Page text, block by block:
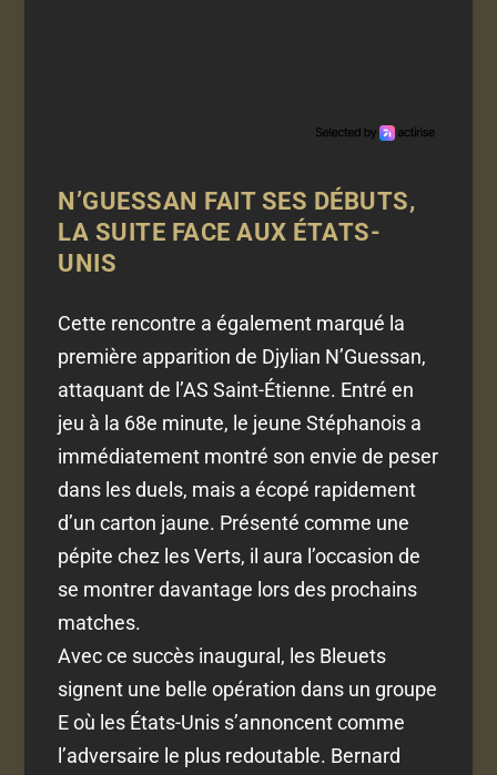
N’GUESSAN FAIT SES DÉBUTS,
LA SUITE FACE AUX ÉTATS-
UNIS
Cette rencontre a également marqué la
première apparition de Djylian N’Guessan,
attaquant de l’AS Saint-Étienne. Entré en
jeu à la 68e minute, le jeune Stéphanois a
immédiatement montré son envie de peser
dans les duels, mais a écopé rapidement
d’un carton jaune. Présenté comme une
pépite chez les Verts, il aura l’occasion de
se montrer davantage lors des prochains
matches.
Avec ce succès inaugural, les Bleuets
signent une belle opération dans un groupe
E où les États-Unis s’annoncent comme
l’adversaire le plus redoutable. Bernard